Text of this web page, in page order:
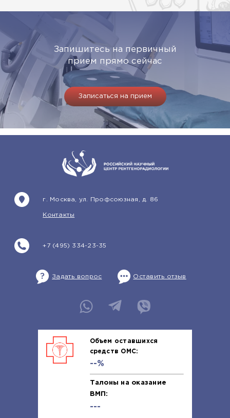
Запишитесь на первичный
прием прямо сейчас
Записаться на прием
+7 (495) 334-23-35
г. Москва, ул. Профсоюзная, д. 86
Контакты
Задать вопрос Оставить отзыв
Объем оставшихся
средств ОМС:
--%
Талоны на оказание
ВМП:
---